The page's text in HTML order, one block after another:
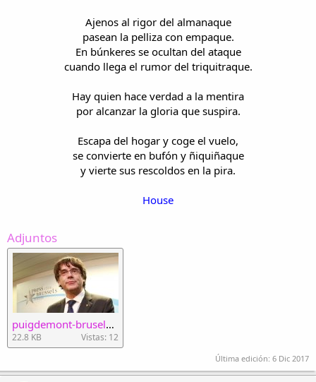
Ajenos al rigor del almanaque
pasean la pelliza con empaque.
En búnkeres se ocultan del ataque
cuando llega el rumor del triquitraque.
Hay quien hace verdad a la mentira
por alcanzar la gloria que suspira.
Escapa del hogar y coge el vuelo,
se convierte en bufón y ñiquiñaque
y vierte sus rescoldos en la pira.
House
Adjuntos
puigdemont-bruselas-k8BG--620x349@abc.jpg
22.8 KB Vistas: 12
Última edición: 6 Dic 2017